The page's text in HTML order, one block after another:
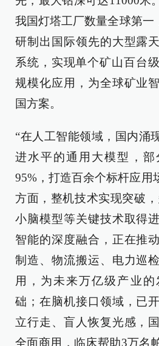
我国灯塔工厂数量全球第一
研制出国际领先的大型露
系统，实现单个矿山百台
规模化应用，为全球矿业
国方案。
“在人工智能领域，国内涌
进水平的通用大模型，
95%，打造百余个标杆应用
方面，整机技术实现突破
小脑模型等关键技术取得
智能的深度融合，正在推
制造、物流搬运、电力巡
用，为未来万亿级产业
础；在脑机接口领域，已
立行走、盲人恢复光感，
全面商用，临床帮助3万名